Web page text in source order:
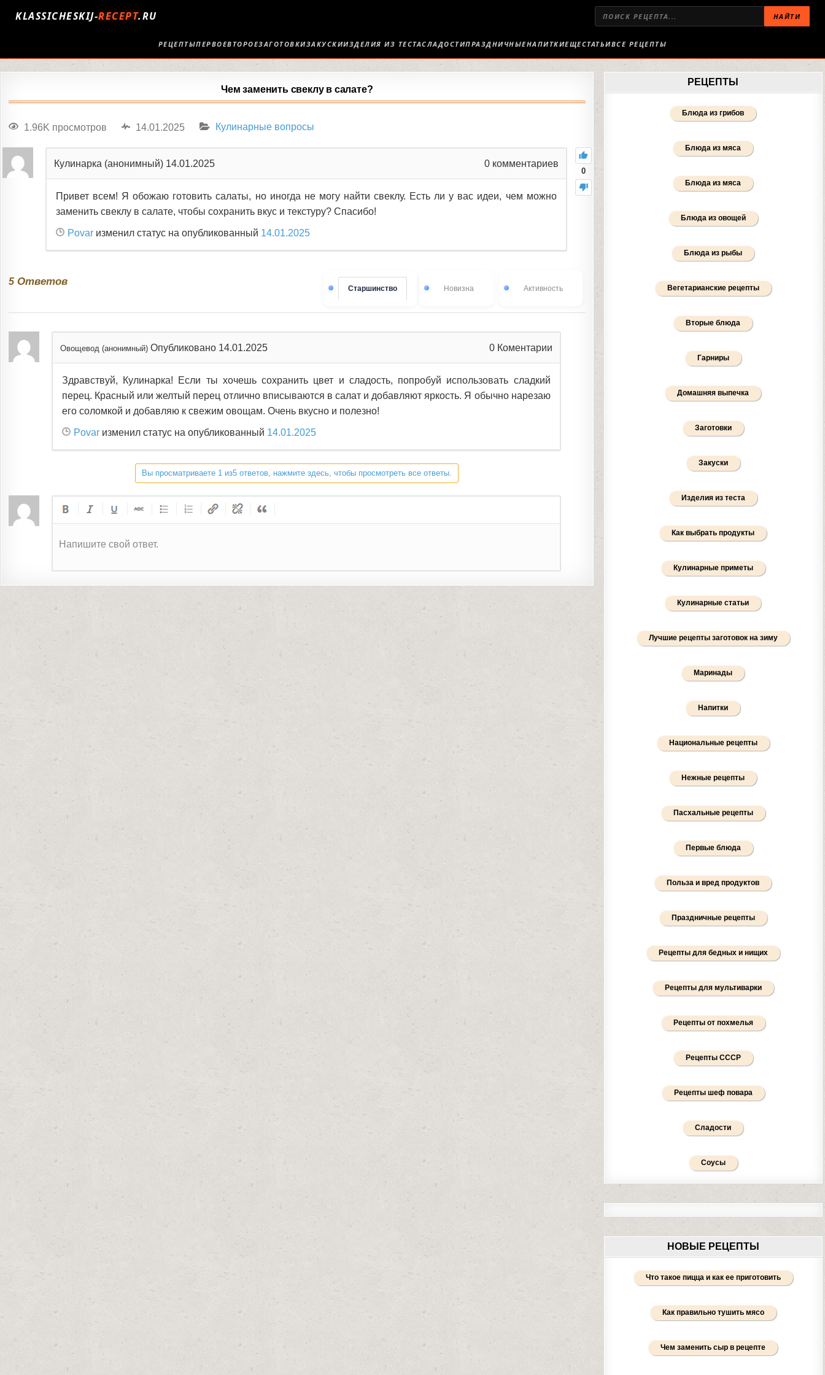
KLASSICHESKIJ-RECEPT.RU НАЙТИ
РЕЦЕПТЫПЕРВОЕВТОРОЕЗАГОТОВКИЗАКУСКИИЗДЕЛИЯ ИЗ ТЕСТАСЛАДОСТИПРАЗДНИЧНЫЕНАПИТКИЕЩЕСТАТЬИВСЕ РЕЦЕПТЫ
Чем заменить свеклу в салате?
1.96K просмотров 14.01.2025 Кулинарные вопросы
0
Кулинарка (анонимный) 14.01.2025 0комментариев
Привет всем! Я обожаю готовить салаты, но иногда не могу найти свеклу. Есть ли у вас идеи, чем можно
заменить свеклу в салате, чтобы сохранить вкус и текстуру? Спасибо!
Povar изменил статус на опубликованный 14.01.2025
5 Ответов
Активность
Новизна
Старшинство
Овощевод (анонимный) Опубликовано 14.01.2025 0Коментарии
Здравствуй, Кулинарка! Если ты хочешь сохранить цвет и сладость, попробуй использовать сладкий
перец. Красный или желтый перец отлично вписываются в салат и добавляют яркость. Я обычно нарезаю
его соломкой и добавляю к свежим овощам. Очень вкусно и полезно!
Povar изменил статус на опубликованный 14.01.2025
Вы просматриваете 1 из5 ответов, нажмите здесь, чтобы просмотреть все ответы.
Напишите свой ответ.
РЕЦЕПТЫ
Блюда из грибов
Блюда из мяса
Блюда из мяса
Блюда из овощей
Блюда из рыбы
Вегетарианские рецепты
Вторые блюда
Гарниры
Домашняя выпечка
Заготовки
Закуски
Изделия из теста
Как выбрать продукты
Кулинарные приметы
Кулинарные статьи
Лучшие рецепты заготовок на зиму
Маринады
Напитки
Национальные рецепты
Нежные рецепты
Пасхальные рецепты
Первые блюда
Польза и вред продуктов
Праздничные рецепты
Рецепты для бедных и нищих
Рецепты для мультиварки
Рецепты от похмелья
Рецепты СССР
Рецепты шеф повара
Сладости
Соусы
НОВЫЕ РЕЦЕПТЫ
Что такое пицца и как ее приготовить
Как правильно тушить мясо
Чем заменить сыр в рецепте